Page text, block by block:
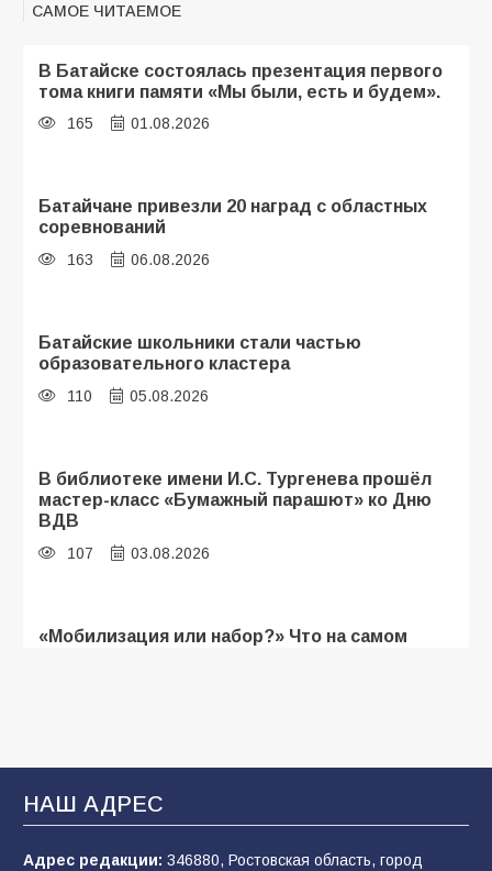
САМОЕ ЧИТАЕМОЕ
В Батайске состоялась презентация первого
тома книги памяти «Мы были, есть и будем».
165 01.08.2026
Батайчане привезли 20 наград с областных
соревнований
163 06.08.2026
Батайские школьники стали частью
образовательного кластера
110 05.08.2026
В библиотеке имени И.С. Тургенева прошёл
мастер-класс «Бумажный парашют» ко Дню
ВДВ
107 03.08.2026
«Мобилизация или набор?» Что на самом
В Батайске продолжаются дорожные работы
100 04.08.2026
НАШ АДРЕС
Адрес редакции: 346880, Ростовская область, город